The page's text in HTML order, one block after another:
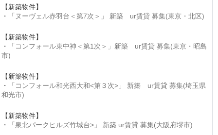
【新築物件】
・
「ヌーヴェル赤羽台＜第7次＞」 新築 ur賃貸 募集(東京・北区)
【新築物件】
・
「コンフォール東中神＜第1次＞」新築 ur賃貸 募集(東京・昭島
市)
【新築物件】
・
「コンフォール和光西大和<第３次>」 新築 ur賃貸 募集(埼玉県
和光市)
【新築物件】
・
「泉北パークヒルズ竹城台>」 新築 ur賃貸 募集(大阪府堺市)